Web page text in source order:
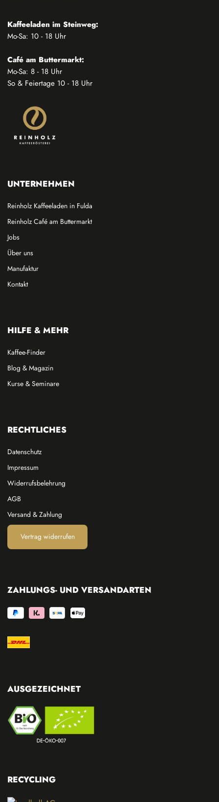
Kaffeeladen im Steinweg:
Mo-Sa: 10 - 18 Uhr
Café am Buttermarkt:
Mo-Sa: 8 - 18 Uhr
So & Feiertage 10 - 18 Uhr
UNTERNEHMEN
Reinholz Kaffeeladen in Fulda
Reinholz Café am Buttermarkt
Jobs
Über uns
Manufaktur
Kontakt
HILFE & MEHR
Kaffee-Finder
Blog & Magazin
Kurse & Seminare
RECHTLICHES
Datenschutz
Impressum
Widerrufsbelehrung
AGB
Versand & Zahlung
Vertrag widerrufen
ZAHLUNGS- UND VERSANDARTEN
AUSGEZEICHNET
RECYCLING